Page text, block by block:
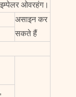
ओवरहंग।
असाइन कर
सकते हैं